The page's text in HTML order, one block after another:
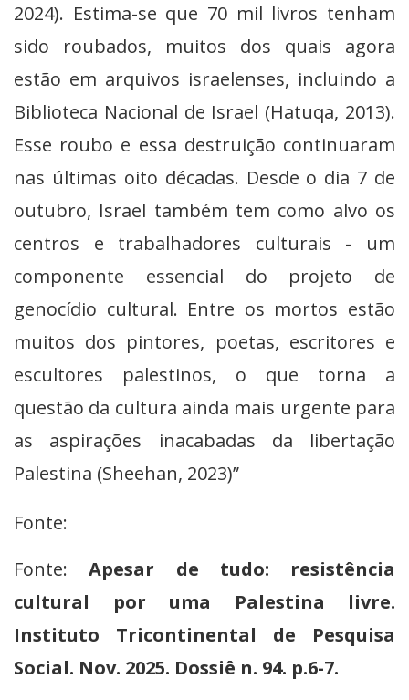
2024). Estima-se que 70 mil livros tenham
sido roubados, muitos dos quais agora
estão em arquivos israelenses, incluindo a
Biblioteca Nacional de Israel (Hatuqa, 2013).
Esse roubo e essa destruição continuaram
nas últimas oito décadas. Desde o dia 7 de
outubro, Israel também tem como alvo os
centros e trabalhadores culturais - um
componente essencial do projeto de
genocídio cultural. Entre os mortos estão
muitos dos pintores, poetas, escritores e
escultores palestinos, o que torna a
questão da cultura ainda mais urgente para
as aspirações inacabadas da libertação
Palestina (Sheehan, 2023)”
Fonte:
Fonte:Apesar de tudo: resistência
cultural por uma Palestina livre.
Instituto Tricontinental de Pesquisa
Social. Nov. 2025. Dossiê n. 94. p.6-7.